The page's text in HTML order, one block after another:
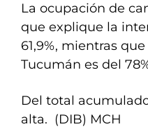
La ocupación de
que explique la
61,9%, mientras
Tucumán es del
Del total
alta. (DIB) MCH